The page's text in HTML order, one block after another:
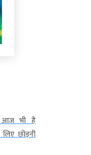
आज भी है
छोड़नी